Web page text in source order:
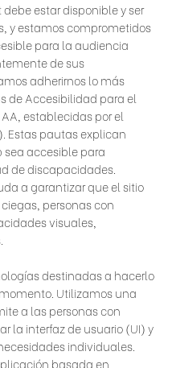
estar disponible y ser
y estamos comprometidos
para la audiencia
de sus
adherirnos lo más
de Accesibilidad para el
establecidas por el
Estas pautas explican
accesible para
de discapacidades.
a garantizar que el sitio
personas con
visuales,
destinadas a hacerlo
Utilizamos una
a las personas con
la interfaz de usuario (UI) y
individuales.
basada en